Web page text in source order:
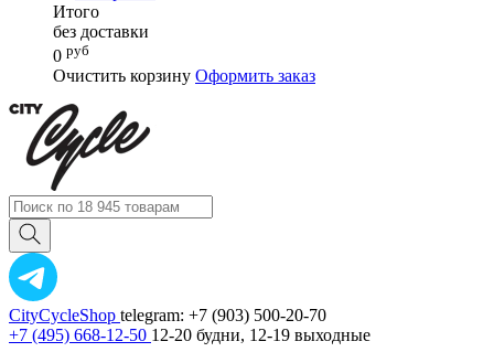
Итого
без доставки
0 руб
Очистить корзину Оформить заказ
CityCycleShop telegram: +7 (903) 500-20-70
+7 (495) 668-12-50 12-20 будни, 12-19 выходные